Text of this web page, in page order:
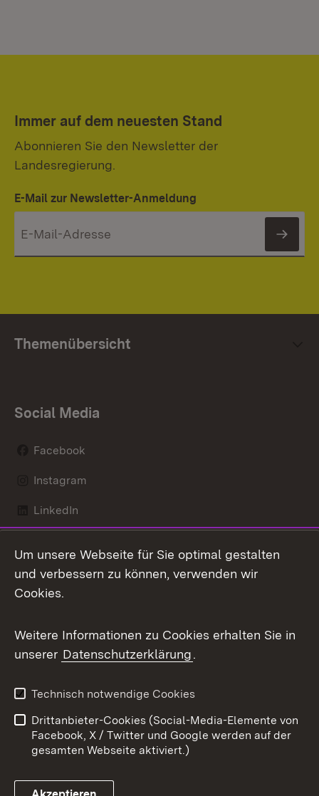
Immer auf dem neuesten Stand
Abonnieren Sie den Newsletter der
Landesregierung.
E-Mail zur Newsletter-Anmeldung
Themenübersicht
Social Media
Facebook
Instagram
LinkedIn
X / Twitter
Youtube
Kontakt
Datenschutz
Barrierefreiheit
Impressum
Cookies
Um unsere Webseite für Sie optimal gestalten
und verbessern zu können, verwenden wir
Cookies.
Weitere Informationen zu Cookies erhalten Sie in
unserer Datenschutzerklärung.
Technisch notwendige Cookies
Drittanbieter-Cookies (Social-Media-Elemente von
Facebook, X / Twitter und Google werden auf der
gesamten Webseite aktiviert.)